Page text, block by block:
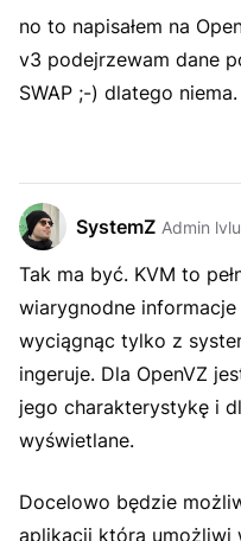
no to napisałem na
v3 podejrzewam dane
SWAP ;-) dlatego niema.
SystemZ Admin
Tak ma być. KVM to
wiarygnodne
wyciągnąc tylko z
ingeruje. Dla OpenVZ
jego charakterystykę i
wyświetlane.
Docelowo będzie
aplikacji która umożliwi